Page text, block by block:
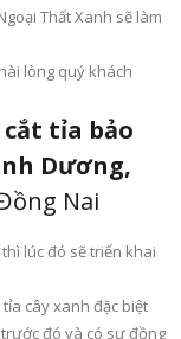
lòng quý khách
tỉa bảo
Dương,
Nai
lúc đó sẽ triển khai
cây xanh đặc biệt
đó và có sự đồng